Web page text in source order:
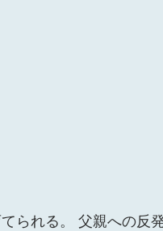
られる。 父親への反